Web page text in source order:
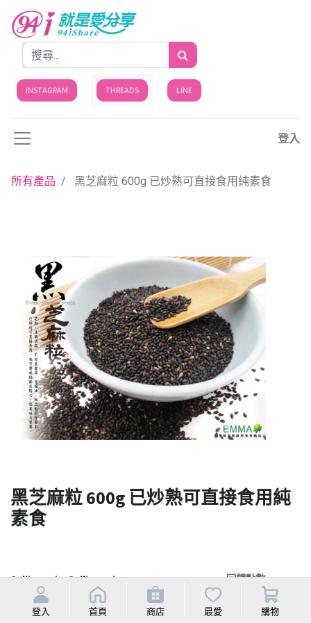
登入
INSTAGRAM THREADS LINE
所有產品 黑芝麻粒 600g 已炒熟可直接食用純素食
黑芝麻粒 600g 已炒熟可直接食用純
素食
Selling priceSelling price
Discounted price
NT$210
回饋點數
10.0%
登入 首頁 商店 最愛 購物